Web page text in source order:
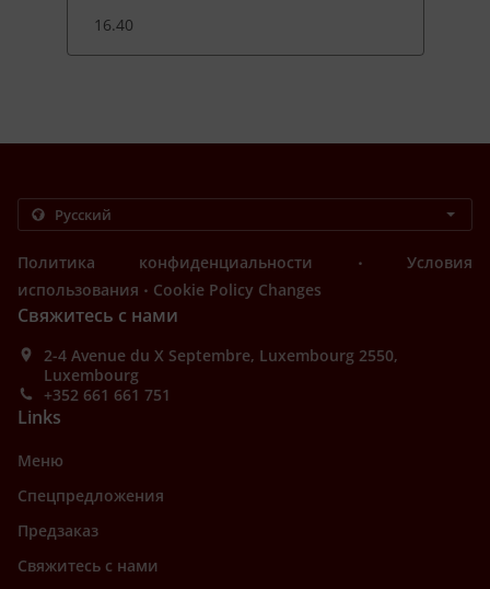
16.40
Политика конфиденциальности .
Условия
использования . Cookie Policy Changes
Свяжитесь с нами
2-4 Avenue du X Septembre, Luxembourg 2550,
Luxembourg
+352 661 661 751
Links
Меню
Спецпредложения
Предзаказ
Свяжитесь с нами